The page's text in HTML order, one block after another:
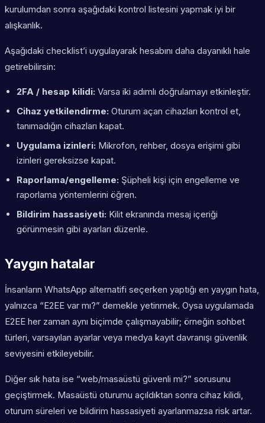
kurulumdan sonra aşağıdaki kontrol listesini yapmak iyi bir
alışkanlık.
Aşağıdaki checklist’i uygulayarak hesabını daha dayanıklı hale
getirebilirsin:
2FA / hesap kilidi: Varsa iki adımlı doğrulamayı etkinleştir.
Cihaz yetkilendirme: Oturum açan cihazları kontrol et,
tanımadığın cihazları kapat.
Uygulama izinleri: Mikrofon, rehber, dosya erişimi gibi
izinleri gereksizse kapat.
Raporlama/engelleme: Şüpheli kişi için engelleme ve
raporlama yöntemlerini öğren.
Bildirim hassasiyeti: Kilit ekranında mesaj içeriği
görünmesin gibi ayarları düzenle.
Yaygın hatalar
İnsanların WhatsApp alternatifi seçerken yaptığı en yaygın hata,
yalnızca “E2EE var mı?” demekle yetinmek. Oysa uygulamada
E2EE her zaman aynı biçimde çalışmayabilir; örneğin sohbet
türleri, varsayılan ayarlar veya medya kayıt davranışı güvenlik
seviyesini etkileyebilir.
Diğer sık hata ise “web/masaüstü güvenli mi?” sorusunu
geçiştirmek. Masaüstü oturumu açıldıktan sonra cihaz kilidi,
oturum süreleri ve bildirim hassasiyeti ayarlanmazsa risk artar.